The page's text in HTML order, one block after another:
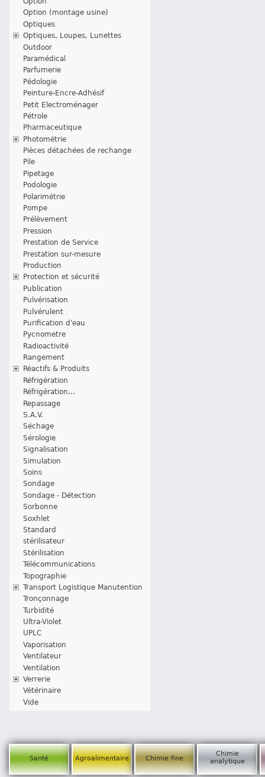
Option (montage usine)
Optiques
Optiques, Loupes, Lunettes
Outdoor
Paramédical
Parfumerie
Pédologie
Peinture-Encre-Adhésif
Petit Electroménager
Pétrole
Pharmaceutique
Photométrie
Pièces détachées de rechange
Pile
Pipetage
Podologie
Polarimétrie
Pompe
Prélèvement
Pression
Prestation de Service
Prestation sur-mesure
Production
Protection et sécurité
Publication
Pulvérisation
Pulvérulent
Purification d'eau
Pycnometre
Radioactivité
Rangement
Réactifs & Produits
Réfrigération
Réfrigération...
Repassage
S.A.V.
Séchage
Sérologie
Signalisation
Simulation
Soins
Sondage
Sondage - Détection
Sorbonne
Soxhlet
Standard
stérilisateur
Stérilisation
Télécommunications
Topographie
Transport Logistique Manutention
Tronçonnage
Turbidité
Ultra-Violet
UPLC
Vaporisation
Ventilateur
Ventilation
Verrerie
Vétérinaire
Vide
Santé Agroalimentaire Chimie fine
Chimie
analytique